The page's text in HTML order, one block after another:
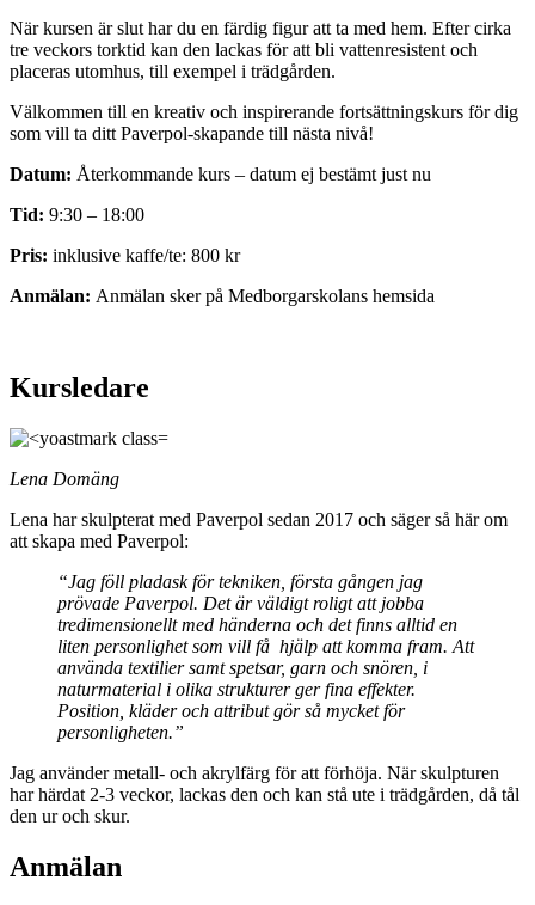
När kursen är slut har du en färdig figur att ta med hem. Efter cirka
tre veckors torktid kan den lackas för att bli vattenresistent och
placeras utomhus, till exempel i trädgården.
Välkommen till en kreativ och inspirerande fortsättningskurs för dig
som vill ta ditt Paverpol-skapande till nästa nivå!
Datum: Återkommande kurs – datum ej bestämt just nu
Tid: 9:30 – 18:00
Pris: inklusive kaffe/te: 800 kr
Anmälan: Anmälan sker på Medborgarskolans hemsida
Kursledare
Lena Domäng
Lena har skulpterat med Paverpol sedan 2017 och säger så här om
att skapa med Paverpol:
“Jag föll pladask för tekniken, första gången jag
prövade Paverpol. Det är väldigt roligt att jobba
tredimensionellt med händerna och det finns alltid en
liten personlighet som vill få hjälp att komma fram. Att
använda textilier samt spetsar, garn och snören, i
naturmaterial i olika strukturer ger fina effekter.
Position, kläder och attribut gör så mycket för
personligheten.”
Jag använder metall- och akrylfärg för att förhöja. När skulpturen
har härdat 2-3 veckor, lackas den och kan stå ute i trädgården, då tål
den ur och skur.
Anmälan